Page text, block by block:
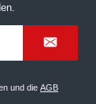
und die AGB